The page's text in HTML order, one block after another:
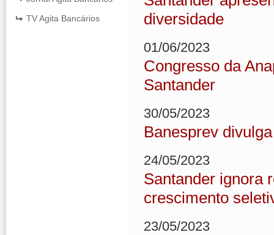
TV Agita Bancários
diversidade
01/06/2023
Congresso da
Santander
30/05/2023
Banesprev
24/05/2023
Santander ignora
crescimento
23/05/2023